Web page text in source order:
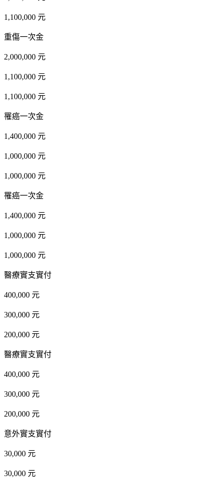
1,100,000 元
重傷一次金
2,000,000 元
1,100,000 元
1,100,000 元
罹癌一次金
1,400,000 元
1,000,000 元
1,000,000 元
罹癌一次金
1,400,000 元
1,000,000 元
1,000,000 元
醫療實支實付
400,000 元
300,000 元
200,000 元
醫療實支實付
400,000 元
300,000 元
200,000 元
意外實支實付
30,000 元
30,000 元